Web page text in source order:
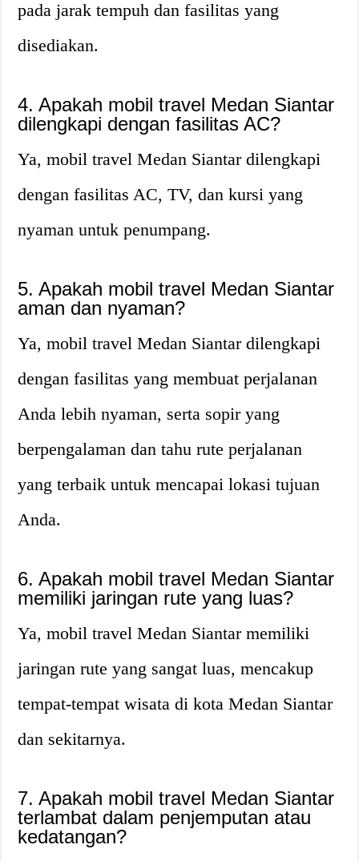
pada jarak tempuh dan fasilitas yang
disediakan.
4. Apakah mobil travel Medan Siantar
dilengkapi dengan fasilitas AC?
Ya, mobil travel Medan Siantar dilengkapi
dengan fasilitas AC, TV, dan kursi yang
nyaman untuk penumpang.
5. Apakah mobil travel Medan Siantar
aman dan nyaman?
Ya, mobil travel Medan Siantar dilengkapi
dengan fasilitas yang membuat perjalanan
Anda lebih nyaman, serta sopir yang
berpengalaman dan tahu rute perjalanan
yang terbaik untuk mencapai lokasi tujuan
Anda.
6. Apakah mobil travel Medan Siantar
memiliki jaringan rute yang luas?
Ya, mobil travel Medan Siantar memiliki
jaringan rute yang sangat luas, mencakup
tempat-tempat wisata di kota Medan Siantar
dan sekitarnya.
7. Apakah mobil travel Medan Siantar
terlambat dalam penjemputan atau
kedatangan?